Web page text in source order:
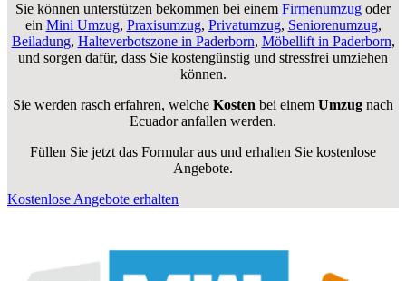
Sie können unterstützen bekommen bei einem Firmenumzug oder
ein Mini Umzug, Praxisumzug, Privatumzug, Seniorenumzug,
Beiladung, Halteverbotszone in Paderborn, Möbellift in Paderborn,
und sorgen dafür, dass Sie kostengünstig und stressfrei umziehen
können.
Sie werden rasch erfahren, welche Kosten bei einem Umzug nach
Ecuador anfallen werden.
Füllen Sie jetzt das Formular aus und erhalten Sie kostenlose
Angebote.
Kostenlose Angebote erhalten